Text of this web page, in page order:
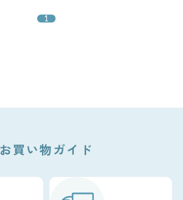
1
お買い物ガイド